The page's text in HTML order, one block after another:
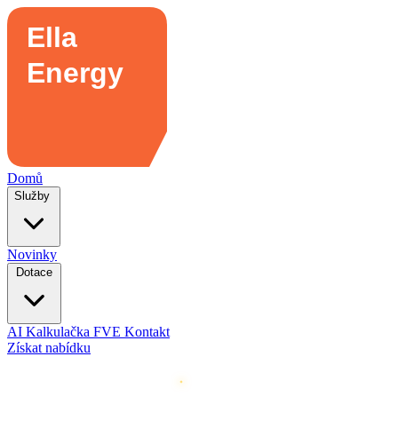
Domů
Služby
Novinky
AI Kalkulačka FVE Kontakt
Získat nabídku